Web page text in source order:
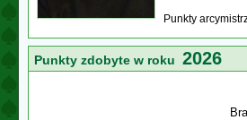
Punkty
Punkty zdobyte w roku 2026